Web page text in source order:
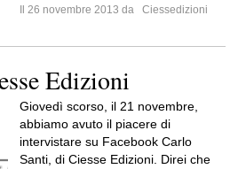
Il 26 novembre 2013 da
Ciessedizioni
Edizioni
Giovedì scorso, il 21 novembre,
abbiamo avuto il piacere di
intervistare su Facebook Carlo
Santi, di Ciesse Edizioni. Direi che